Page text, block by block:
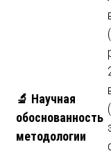
🔬 Научная
обоснованность
методологии